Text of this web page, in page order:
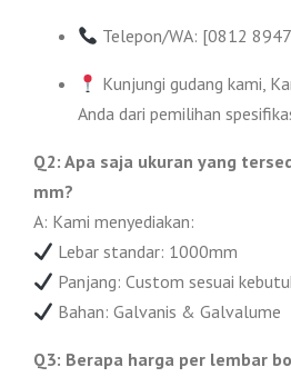
Telepon/WA: [0812
Kunjungi gudang kami,
Anda dari pemilihan
Q2: Apa saja ukuran yang
mm?
A: Kami menyediakan:
Lebar standar: 1000mm
Panjang: Custom sesuai
Bahan: Galvanis & Galvalume
Q3: Berapa harga per lembar